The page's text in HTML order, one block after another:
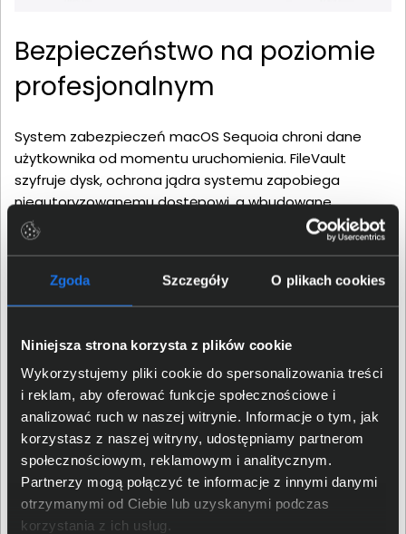
Zgoda Szczegóły O plikach cookies
Niniejsza strona korzysta z plików cookie
Wykorzystujemy pliki cookie do spersonalizowania treści
i reklam, aby oferować funkcje społecznościowe i
analizować ruch w naszej witrynie. Informacje o tym, jak
korzystasz z naszej witryny, udostępniamy partnerom
społecznościowym, reklamowym i analitycznym.
Partnerzy mogą połączyć te informacje z innymi danymi
otrzymanymi od Ciebie lub uzyskanymi podczas
korzystania z ich usług.
Bezpieczeństwo na poziomie
profesjonalnym
System zabezpieczeń macOS Sequoia chroni dane
użytkownika od momentu uruchomienia. FileVault
szyfruje dysk, ochrona jądra systemu zapobiega
nieautoryzowanemu dostępowi, a wbudowane
zabezpieczenia Apple skutecznie blokują złośliwe
oprogramowanie. MacBook Pro 16 to sprzęt stworzony z
zarówno w biurze, jak i w podróży.